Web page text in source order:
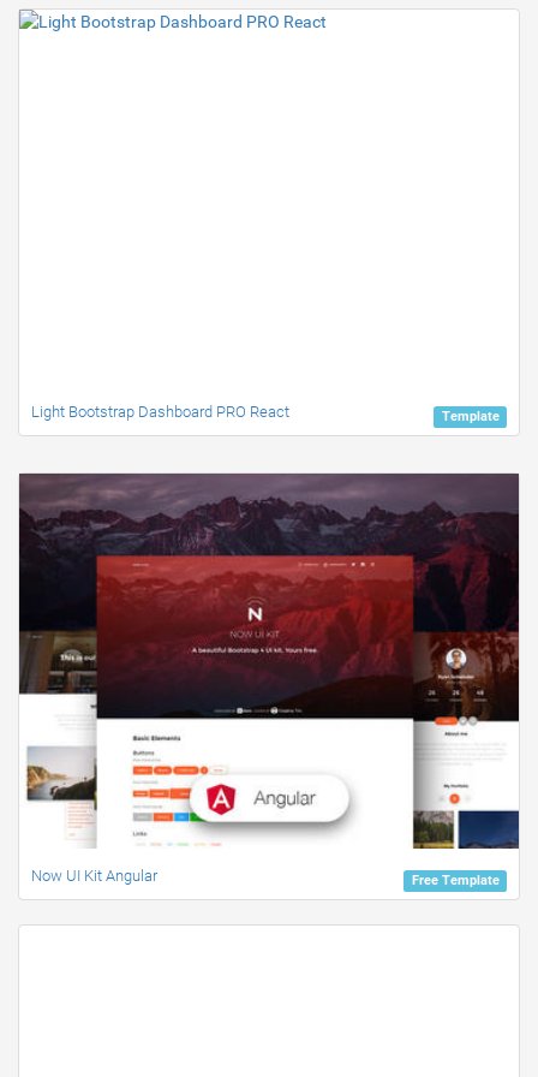
Template
Light Bootstrap Dashboard PRO React
Free Template
Now UI Kit Angular